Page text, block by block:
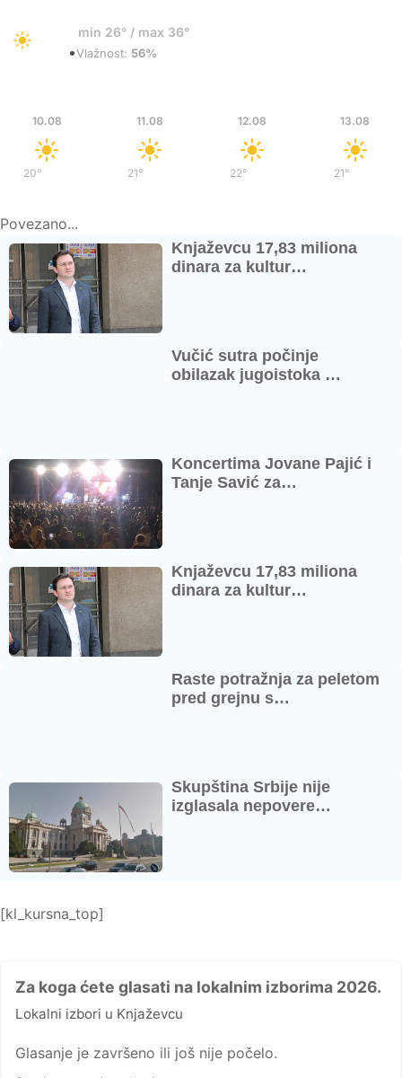
min 26° / max 36°
•Vlažnost: 56%
10.08
20°
11.08
21°
12.08
22°
13.08
21°/
Povezano...
Knjaževcu 17,83 miliona
dinara za kultur…
Vučić sutra počinje
obilazak jugoistoka …
Koncertima Jovane Pajić i
Tanje Savić za…
Knjaževcu 17,83 miliona
dinara za kultur…
Raste potražnja za peletom
pred grejnu s…
Skupština Srbije nije
izglasala nepovere…
[kl_kursna_top]
Za koga ćete glasati na lokalnim izborima 2026.
Lokalni izbori u Knjaževcu
Glasanje je završeno ili još nije počelo.